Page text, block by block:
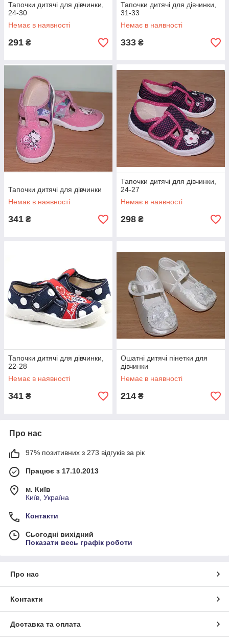
Тапочки дитячі для дівчинки,
24-30
Немає в наявності
291 ₴
Тапочки дитячі для дівчинки,
31-33
Немає в наявності
333 ₴
Тапочки дитячі для дівчинки
Немає в наявності
341 ₴
Тапочки дитячі для дівчинки,
24-27
Немає в наявності
298 ₴
Тапочки дитячі для дівчинки,
22-28
Немає в наявності
341 ₴
Ошатні дитячі пінетки для
дівчинки
Немає в наявності
214 ₴
Про нас
97% позитивних з 273 відгуків за рік
Працює з 17.10.2013
м. Київ
Київ, Україна
Контакти
Сьогодні вихідний
Показати весь графік роботи
Про нас
Контакти
Доставка та оплата